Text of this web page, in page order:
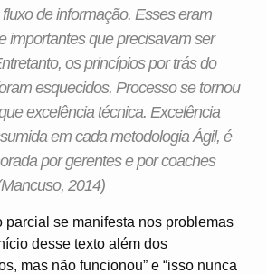
de informação. Esses eram
importantes que precisavam ser
os princípios por trás do
esquecidos. Processo se tornou
excelência técnica. Excelência
em cada metodologia Ágil, é
por gerentes e porcoaches
2014)
parcial se manifesta nos problemas
desse texto além dos
mas não funcionou” e “isso nunca